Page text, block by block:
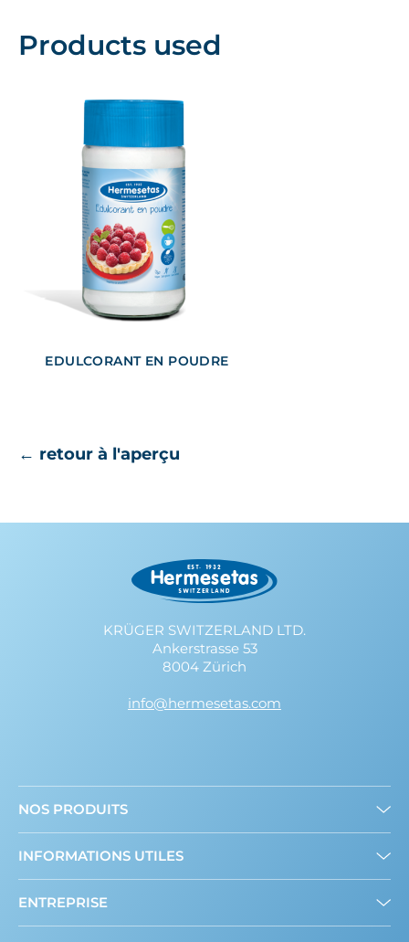
Products used
EDULCORANT EN POUDRE
← retour à l'aperçu
KRÜGER SWITZERLAND LTD.
Ankerstrasse 53
8004 Zürich
info@hermesetas.com
NOS PRODUITS
Edulcorant en poudre
INFORMATIONS UTILES
ENTREPRISE